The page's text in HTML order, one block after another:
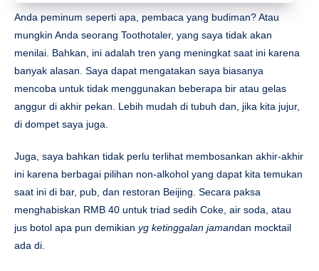
Anda peminum seperti apa, pembaca yang budiman? Atau
mungkin Anda seorang Toothotaler, yang saya tidak akan
menilai. Bahkan, ini adalah tren yang meningkat saat ini karena
banyak alasan. Saya dapat mengatakan saya biasanya
mencoba untuk tidak menggunakan beberapa bir atau gelas
anggur di akhir pekan. Lebih mudah di tubuh dan, jika kita jujur,
di dompet saya juga.
Juga, saya bahkan tidak perlu terlihat membosankan akhir-akhir
ini karena berbagai pilihan non-alkohol yang dapat kita temukan
saat ini di bar, pub, dan restoran Beijing. Secara paksa
menghabiskan RMB 40 untuk triad sedih Coke, air soda, atau
jus botol apa pun demikian yg ketinggalan jamandan mocktail
ada di.